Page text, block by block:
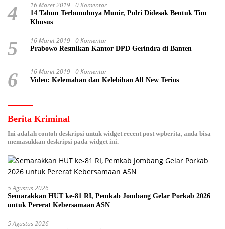
4 16 Maret 2019 0 Komentar
14 Tahun Terbunuhnya Munir, Polri Didesak Bentuk Tim
Khusus
5 16 Maret 2019 0 Komentar
Prabowo Resmikan Kantor DPD Gerindra di Banten
6 16 Maret 2019 0 Komentar
Video: Kelemahan dan Kelebihan All New Terios
Berita Kriminal
Ini adalah contoh deskripsi untuk widget recent post wpberita, anda bisa
memasukkan deskripsi pada widget ini.
5 Agustus 2026
Semarakkan HUT ke-81 RI, Pemkab Jombang Gelar Porkab 2026
untuk Pererat Kebersamaan ASN
5 Agustus 2026